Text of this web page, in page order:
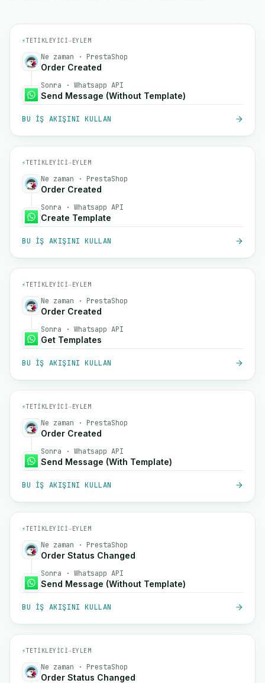
⚡TETIKLEYICI→EYLEM
Ne zaman · PrestaShop
Order Created
Sonra · Whatsapp API
Send Message (Without Template)
BU IŞ AKIŞINI KULLAN
⚡TETIKLEYICI→EYLEM
Ne zaman · PrestaShop
Order Created
Sonra · Whatsapp API
Create Template
BU IŞ AKIŞINI KULLAN
⚡TETIKLEYICI→EYLEM
Ne zaman · PrestaShop
Order Created
Sonra · Whatsapp API
Get Templates
BU IŞ AKIŞINI KULLAN
⚡TETIKLEYICI→EYLEM
Ne zaman · PrestaShop
Order Created
Sonra · Whatsapp API
Send Message (With Template)
BU IŞ AKIŞINI KULLAN
⚡TETIKLEYICI→EYLEM
Ne zaman · PrestaShop
Order Status Changed
Sonra · Whatsapp API
Send Message (Without Template)
BU IŞ AKIŞINI KULLAN
⚡TETIKLEYICI→EYLEM
Ne zaman · PrestaShop
Order Status Changed